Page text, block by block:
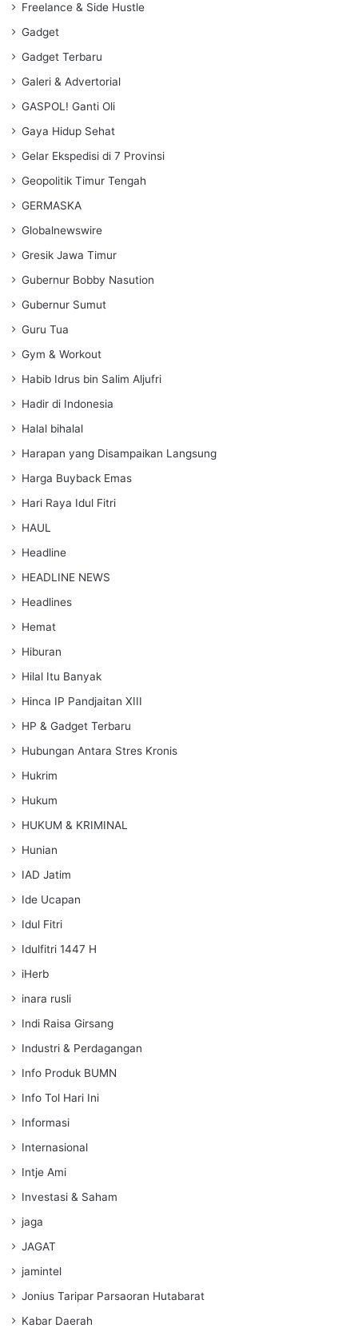
Freelance & Side Hustle
Gadget
Gadget Terbaru
Galeri & Advertorial
GASPOL! Ganti Oli
Gaya Hidup Sehat
Gelar Ekspedisi di 7 Provinsi
Geopolitik Timur Tengah
GERMASKA
Globalnewswire
Gresik Jawa Timur
Gubernur Bobby Nasution
Gubernur Sumut
Guru Tua
Gym & Workout
Habib Idrus bin Salim Aljufri
Hadir di Indonesia
Halal bihalal
Harapan yang Disampaikan Langsung
Harga Buyback Emas
Hari Raya Idul Fitri
HAUL
Headline
HEADLINE NEWS
Headlines
Hemat
Hiburan
Hilal Itu Banyak
Hinca IP Pandjaitan XIII
HP & Gadget Terbaru
Hubungan Antara Stres Kronis
Hukrim
Hukum
HUKUM & KRIMINAL
Hunian
IAD Jatim
Ide Ucapan
Idul Fitri
Idulfitri 1447 H
iHerb
inara rusli
Indi Raisa Girsang
Industri & Perdagangan
Info Produk BUMN
Info Tol Hari Ini
Informasi
Internasional
Intje Ami
Investasi & Saham
jaga
JAGAT
jamintel
Jonius Taripar Parsaoran Hutabarat
Kabar Daerah